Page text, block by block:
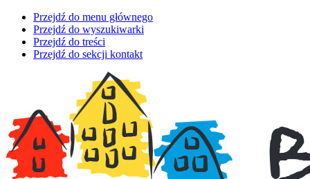
Przejdź do menu głównego
Przejdź do wyszukiwarki
Przejdź do treści
Przejdź do sekcji kontakt